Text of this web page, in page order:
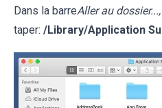
Dans la barreAller au dossier...,
taper: /Library/Application